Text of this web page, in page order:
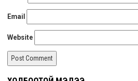
Email
Website